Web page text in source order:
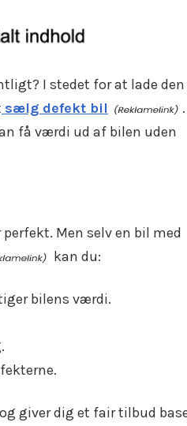
I stedet for at lade
sælg defekt bil
.
få værdi ud af bilen uden
Men selv en bil med
kan du:
bilens værdi.
giver dig et fair tilbud